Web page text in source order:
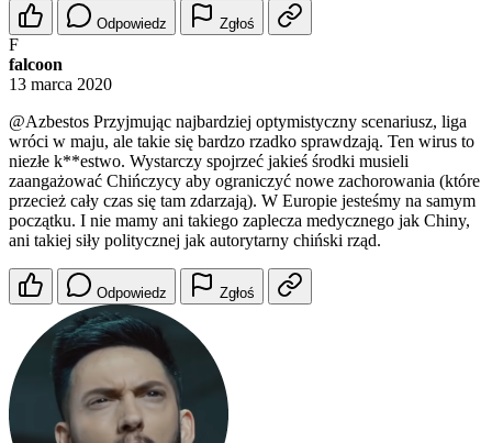
Odpowiedz Zgłoś
F
falcoon
13 marca 2020
@Azbestos Przyjmując najbardziej optymistyczny scenariusz, liga
wróci w maju, ale takie się bardzo rzadko sprawdzają. Ten wirus to
niezłe k**estwo. Wystarczy spojrzeć jakieś środki musieli
zaangażować Chińczycy aby ograniczyć nowe zachorowania (które
przecież cały czas się tam zdarzają). W Europie jesteśmy na samym
początku. I nie mamy ani takiego zaplecza medycznego jak Chiny,
ani takiej siły politycznej jak autorytarny chiński rząd.
Odpowiedz Zgłoś